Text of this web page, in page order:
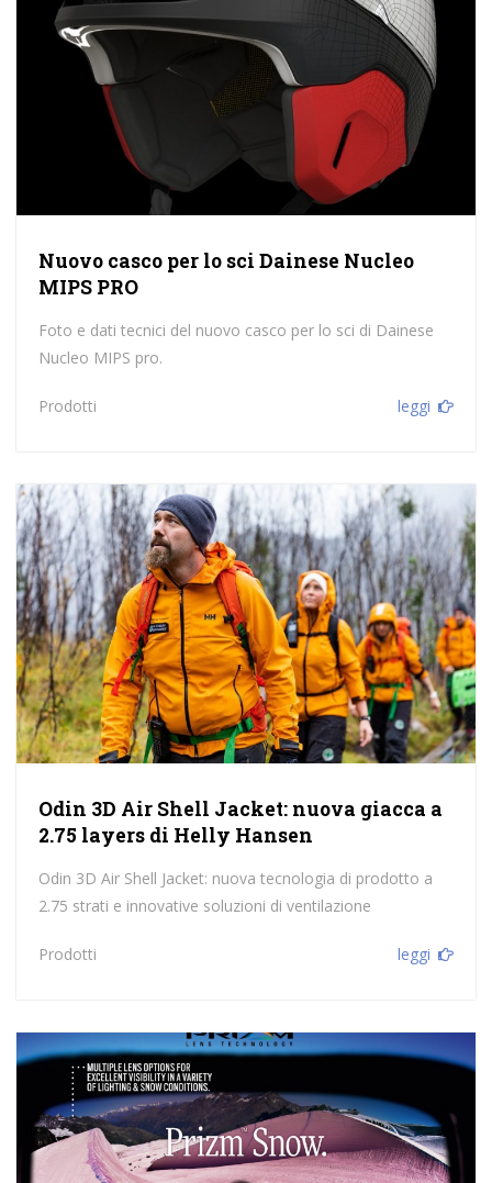
Nuovo casco per lo sci Dainese Nucleo
MIPS PRO
Foto e dati tecnici del nuovo casco per lo sci di Dainese
Nucleo MIPS pro.
Prodotti leggi
Odin 3D Air Shell Jacket: nuova giacca a
2.75 layers di Helly Hansen
Odin 3D Air Shell Jacket: nuova tecnologia di prodotto a
2.75 strati e innovative soluzioni di ventilazione
Prodotti leggi